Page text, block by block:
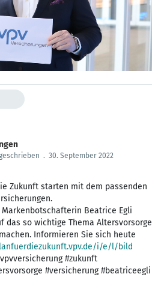
. 30. September 2022
Zukunft starten mit dem passenden
Beatrice Egli
das so wichtige Thema Altersvorsorge
Informieren Sie sich heute
i/e/l/bild
#zukunft
#versicherung #beatriceegli